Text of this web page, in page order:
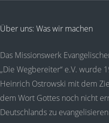
Über uns: Was wir machen
Das Missionswerk
„Die Wegbereiter“ e.V. wurde
Heinrich Ostrowski mit dem
dem Wort Gottes noch nicht
Deutschlands zu